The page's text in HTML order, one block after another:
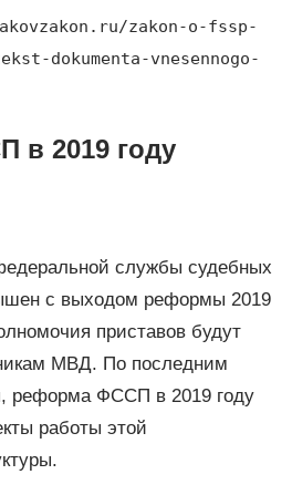
zakon-o-fssp-
dokumenta-vnesennogo-
в 2019 году
службы судебных
с выходом реформы 2019
приставов будут
МВД. По последним
реформа ФССП в 2019 году
работы этой